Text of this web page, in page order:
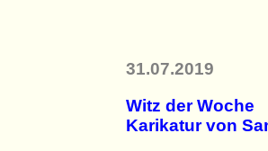
31.07.2019
Witz der Woche
Karikatur von